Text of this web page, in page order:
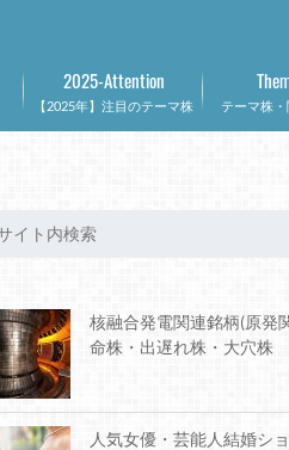
【2025年】注目のテーマ株
2025-Attention
テーマ株
核融合発電関連銘柄(原発
命株・出遅れ株・大穴株
人気女優・芸能人結婚シ